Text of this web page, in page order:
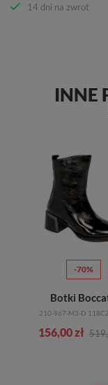
14 dni na zwrot
INNE
-70%
Botki
210-967-M3-D
156,00 zł